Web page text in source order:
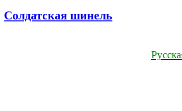
Солдатская шинель